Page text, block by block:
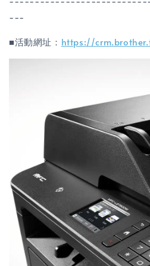
---
■活動網址： https://